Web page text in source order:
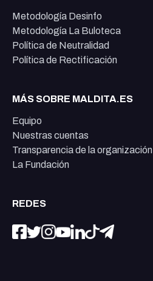
Metodología Desinfo
Metodología La Buloteca
Política de Neutralidad
Política de Rectificación
MÁS SOBRE MALDITA.ES
Equipo
Nuestras cuentas
Transparencia de la organización
La Fundación
REDES